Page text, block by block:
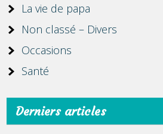
La vie de papa
Non classé – Divers
Occasions
Santé
Derniers articles